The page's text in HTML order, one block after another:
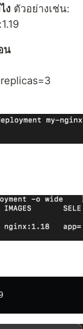
ง ตัวอย่างเช่น:
น